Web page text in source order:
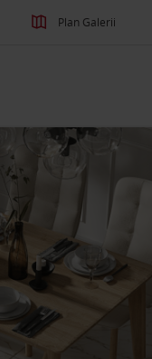
Plan Galerii